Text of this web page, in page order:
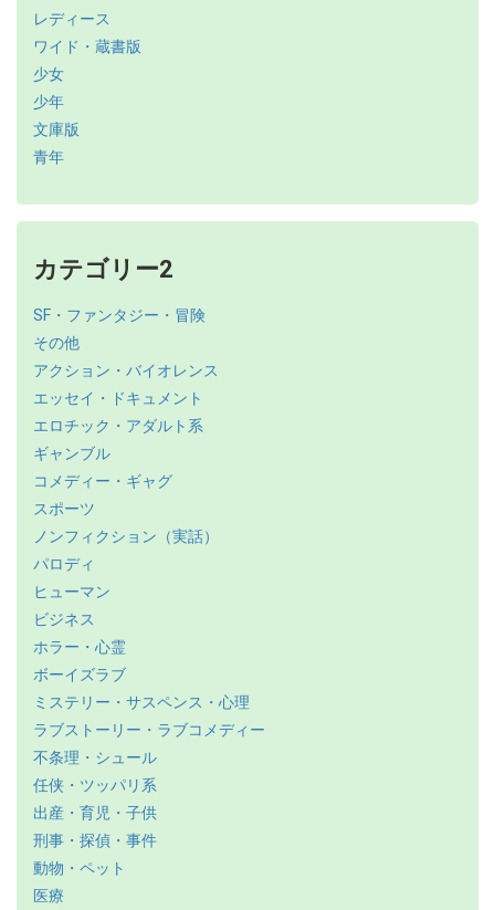
レディース
ワイド・蔵書版
少女
少年
文庫版
青年
カテゴリー2
SF・ファンタジー・冒険
その他
アクション・バイオレンス
エッセイ・ドキュメント
エロチック・アダルト系
ギャンブル
コメディー・ギャグ
スポーツ
ノンフィクション（実話）
パロディ
ヒューマン
ビジネス
ホラー・心霊
ボーイズラブ
ミステリー・サスペンス・心理
ラブストーリー・ラブコメディー
不条理・シュール
任侠・ツッパリ系
出産・育児・子供
刑事・探偵・事件
動物・ペット
医療